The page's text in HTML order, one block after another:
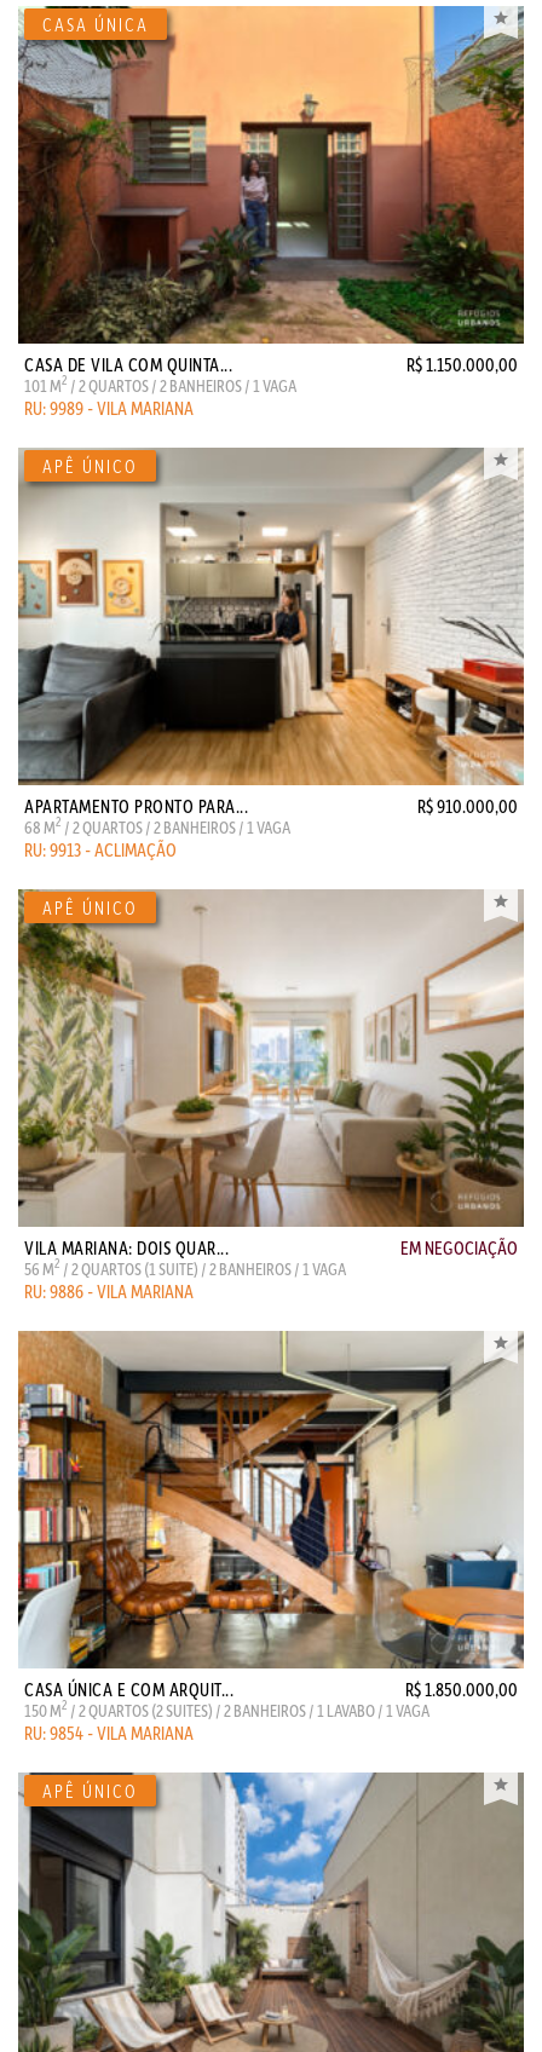
CASA DE VILA COM QUINTA... R$ 1.150.000,00
101 M2 / 2 QUARTOS / 2 BANHEIROS / 1 VAGA
RU: 9989 - VILA MARIANA
APARTAMENTO PRONTO PARA... R$ 910.000,00
68 M2 / 2 QUARTOS / 2 BANHEIROS / 1 VAGA
RU: 9913 - ACLIMAÇÃO
VILA MARIANA: DOIS QUAR... EM NEGOCIAÇÃO
56 M2 / 2 QUARTOS (1 SUITE) / 2 BANHEIROS / 1 VAGA
RU: 9886 - VILA MARIANA
CASA ÚNICA E COM ARQUIT... R$ 1.850.000,00
150 M2 / 2 QUARTOS (2 SUITES) / 2 BANHEIROS / 1 LAVABO / 1 VAGA
RU: 9854 - VILA MARIANA